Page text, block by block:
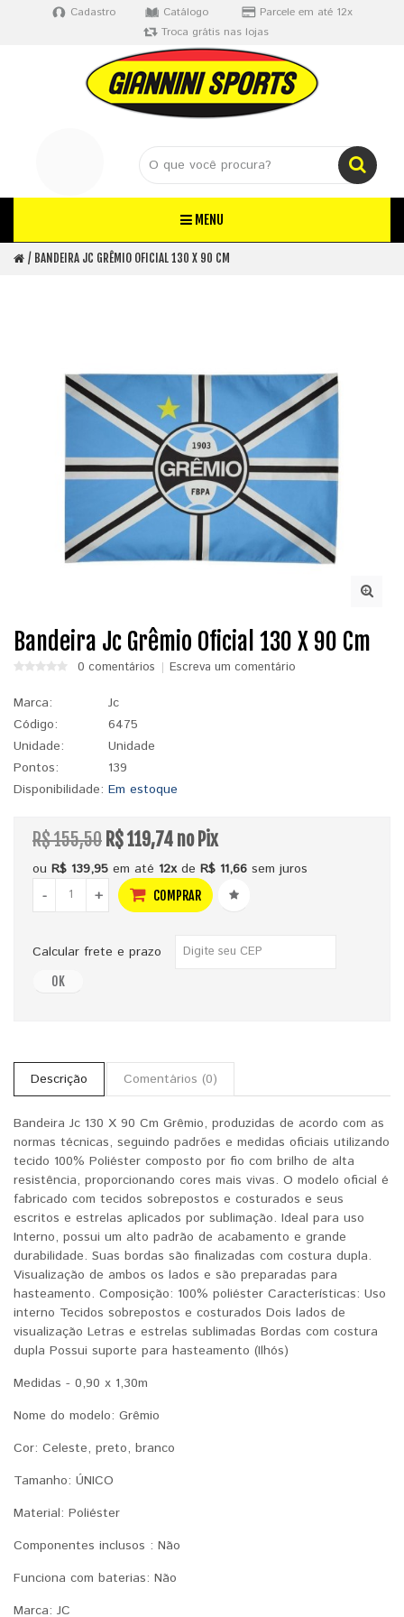
Cadastro Catálogo
Parcele em até 12x
Troca grátis nas lojas
MENU
BANDEIRA JC GRÊMIO OFICIAL 130 X 90 CM
Bandeira Jc Grêmio Oficial 130 X 90 Cm
0 comentários Escreva um comentário
Marca:
Jc
Código:
6475
Unidade:
Unidade
Pontos:
139
Disponibilidade: Em estoque
R$ 155,50 R$ 119,74 no Pix
ou R$ 139,95 em até 12xde R$ 11,66 sem juros
-
+ COMPRAR
Calcular frete e prazo
OK
Descrição Comentários (0)
Bandeira Jc 130 X 90 Cm Grêmio, produzidas de acordo com as
normas técnicas, seguindo padrões e medidas oficiais utilizando
tecido 100% Poliéster composto por fio com brilho de alta
resistência, proporcionando cores mais vivas. O modelo oficial é
fabricado com tecidos sobrepostos e costurados e seus
escritos e estrelas aplicados por sublimação. Ideal para uso
Interno, possui um alto padrão de acabamento e grande
durabilidade. Suas bordas são finalizadas com costura dupla.
Visualização de ambos os lados e são preparadas para
hasteamento. Composição: 100% poliéster Características: Uso
interno Tecidos sobrepostos e costurados Dois lados de
visualização Letras e estrelas sublimadas Bordas com costura
dupla Possui suporte para hasteamento (Ilhós)
Medidas - 0,90 x 1,30m
Nome do modelo: ‎Grêmio
Cor: Celeste, preto, branco
Tamanho: ‎ÚNICO
Material: ‎Poliéster
Componentes inclusos : Não
Funciona com baterias: ‎Não
Marca: JC